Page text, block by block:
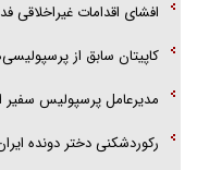
افشای اقدامات غیراخلاقی
کاپیتان سابق از
مدیرعامل پرسپولیس
رکوردشکنی دختر دونده